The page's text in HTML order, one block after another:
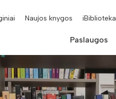
Naujos knygos iBiblioteka
Paslaugos